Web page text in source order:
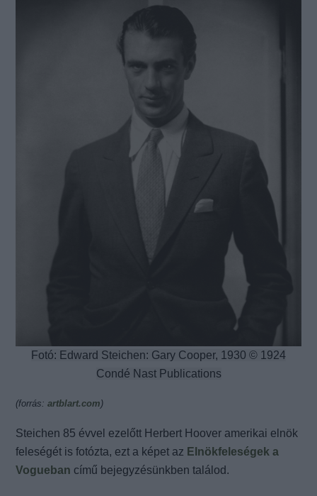
Fotó: Edward Steichen: Gary Cooper, 1930 © 1924
Condé Nast Publications
(forrás:artblart.com)
Steichen 85 évvel ezelőtt Herbert Hoover amerikai elnök
feleségét is fotózta, ezt a képet az Elnökfeleségek a
Vogueban című bejegyzésünkben találod.